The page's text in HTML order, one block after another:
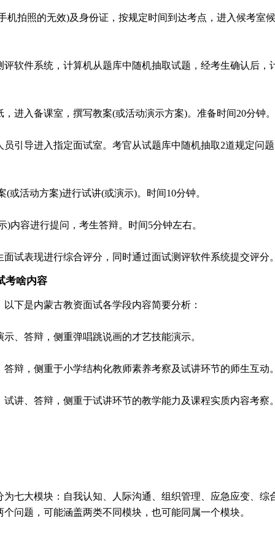
机拍照的无效)及身份证，按规定时间到达考点，进入候考室候
评软件系统，计算机从题库中随机抽取试题，经考生确认后，
进入备课室，撰写教案(或活动演示方案)。准备时间20分钟。
员引导进入指定面试室。考官从试题库中随机抽取2道规定问题
(或活动方案)进行试讲(或演示)。时间10分钟。
)内容进行提问，考生答辩。时间5分钟左右。
试表现进行综合评分，同时通过面试测评软件系统提交评分。
考啥内容
下是内蒙古教资面试各学段内容简要分析：
、答辩，侧重弹唱跳说画的才艺技能演示。
辩，侧重于小学结构化教师素养考察及试讲环节的师生互动。
试讲、答辩，侧重于试讲环节的教学能力及课程实质内容考察。
七大模块：自我认知、人际沟通、组织管理、应急应变、综
问题，可能涵盖两类不同模块，也可能同属一个模块。